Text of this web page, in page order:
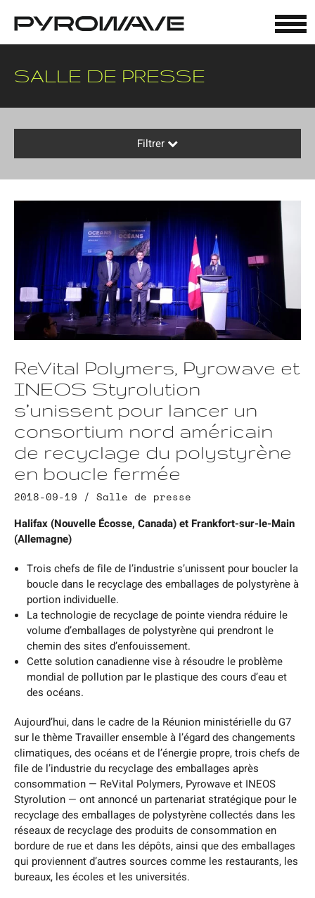
SALLE DE PRESSE
Filtrer
ReVital Polymers, Pyrowave et
INEOS Styrolution
s’unissent pour lancer un
consortium nord américain
de recyclage du polystyrène
en boucle fermée
2018-09-19 / Salle de presse
Halifax (Nouvelle Écosse, Canada) et Frankfort-sur-le-Main
(Allemagne)
Trois chefs de file de l’industrie s’unissent pour boucler la
boucle dans le recyclage des emballages de polystyrène à
portion individuelle.
La technologie de recyclage de pointe viendra réduire le
volume d’emballages de polystyrène qui prendront le
chemin des sites d’enfouissement.
Cette solution canadienne vise à résoudre le problème
mondial de pollution par le plastique des cours d’eau et
des océans.
Aujourd’hui, dans le cadre de la Réunion ministérielle du G7
sur le thème Travailler ensemble à l’égard des changements
climatiques, des océans et de l’énergie propre, trois chefs de
file de l’industrie du recyclage des emballages après
consommation — ReVital Polymers, Pyrowave et INEOS
Styrolution — ont annoncé un partenariat stratégique pour le
recyclage des emballages de polystyrène collectés dans les
réseaux de recyclage des produits de consommation en
bordure de rue et dans les dépôts, ainsi que des emballages
qui proviennent d’autres sources comme les restaurants, les
bureaux, les écoles et les universités.